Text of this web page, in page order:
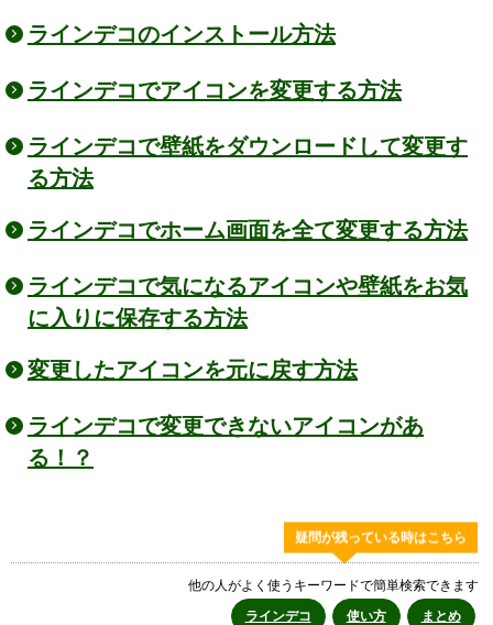
ラインデコのインストール方法
ラインデコでアイコンを変更する方法
ラインデコで壁紙をダウンロードして変更す
る方法
ラインデコでホーム画面を全て変更する方法
ラインデコで気になるアイコンや壁紙をお気
に入りに保存する方法
変更したアイコンを元に戻す方法
ラインデコで変更できないアイコンがあ
る！？
疑問が残っている時はこちら
他の人がよく使うキーワードで簡単検索できます
ラインデコ
使い方 まとめ